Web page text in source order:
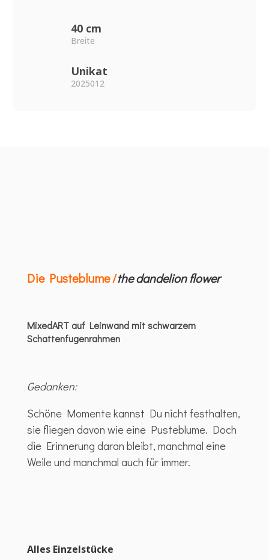
40 cm
Breite
Unikat
2025012
Die Pusteblume /the dandelion flower
MixedART auf Leinwand mit schwarzem
Schattenfugenrahmen
Gedanken:
Schöne Momente kannst Du nicht festhalten,
sie fliegen davon wie eine Pusteblume. Doch
die Erinnerung daran bleibt, manchmal eine
Weile und manchmal auch für immer.
Alles Einzelstücke